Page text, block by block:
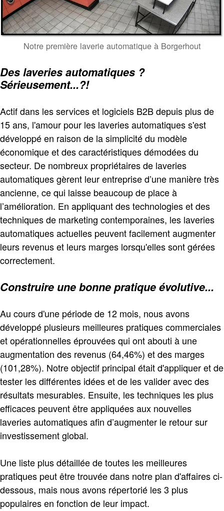
Notre première laverie automatique à Borgerhout
Des laveries automatiques ?
Sérieusement...?!
Actif dans les services et logiciels B2B depuis plus de
15 ans, l'amour pour les laveries automatiques s'est
développé en raison de la simplicité du modèle
économique et des caractéristiques démodées du
secteur. De nombreux propriétaires de laveries
automatiques gèrent leur entreprise d’une manière très
ancienne, ce qui laisse beaucoup de place à
l’amélioration. En appliquant des technologies et des
techniques de marketing contemporaines, les laveries
automatiques actuelles peuvent facilement augmenter
leurs revenus et leurs marges lorsqu'elles sont gérées
correctement.
Construire une bonne pratique évolutive...
Au cours d'une période de 12 mois, nous avons
développé plusieurs meilleures pratiques commerciales
et opérationnelles éprouvées qui ont abouti à une
augmentation des revenus (64,46%) et des marges
(101,28%). Notre objectif principal était d'appliquer et de
tester les différentes idées et de les valider avec des
résultats mesurables. Ensuite, les techniques les plus
efficaces peuvent être appliquées aux nouvelles
laveries automatiques afin d’augmenter le retour sur
investissement global.
Une liste plus détaillée de toutes les meilleures
pratiques peut être trouvée dans notre plan d'affaires ci-
dessous, mais nous avons répertorié les 3 plus
populaires en fonction de leur impact.